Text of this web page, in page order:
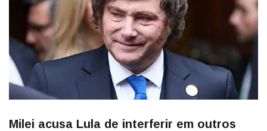
Milei acusa Lula de interferir em outros